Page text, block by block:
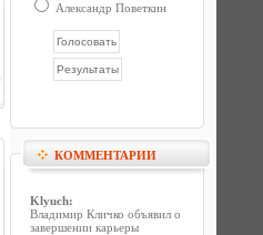
Александр Поветкин
КОММЕНТАРИИ
Klyuch:
Владимир Кличко объявил о
завершении карьеры